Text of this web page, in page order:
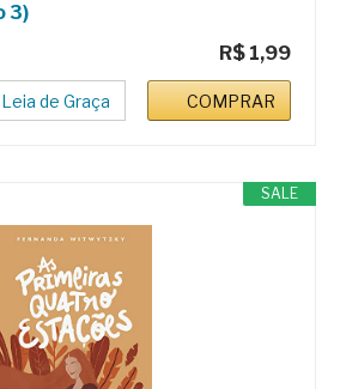
3)
R$ 1,99
Leia de Graça COMPRAR
SALE